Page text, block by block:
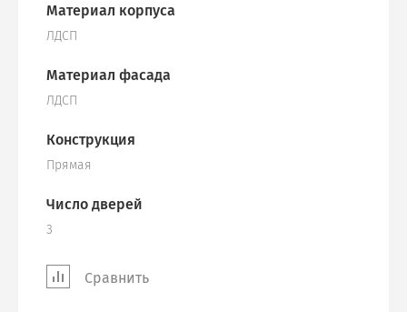
Материал корпуса
ЛДСП
Материал фасада
ЛДСП
Конструкция
Прямая
Число дверей
3
Сравнить